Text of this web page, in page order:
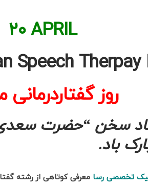
۲۰ APRIL
Speech Therpay
روز گفتاردرمانی
سخن “حضرت
باد.
تخصصی رسا معرفی کوتاهی از رشته